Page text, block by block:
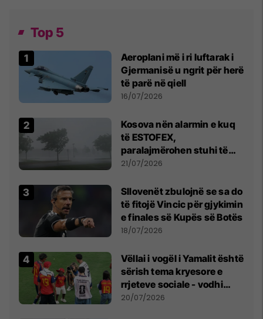
Top 5
Aeroplani më i ri luftarak i
Gjermanisë u ngrit për herë
të parë në qiell
16/07/2026
Kosova nën alarmin e kuq
të ESTOFEX,
paralajmërohen stuhi të
fuqishme me breshër dhe
21/07/2026
Sllovenët zbulojnë se sa do
të fitojë Vincic për gjykimin
e finales së Kupës së Botës
18/07/2026
Vëllai i vogël i Yamalit është
sërish tema kryesore e
rrjeteve sociale - vodhi
vëmendjen pas finales së
20/07/2026